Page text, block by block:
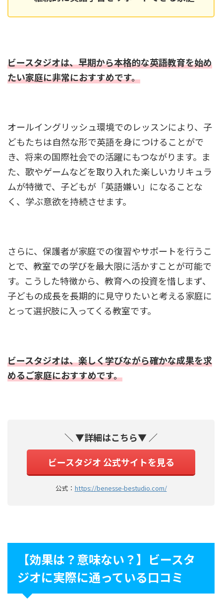
ビースタジオは、早期から本格的な英語教育を始め
たい家庭に非常におすすめです。
オールイングリッシュ環境でのレッスンにより、子
どもたちは自然な形で英語を身につけることがで
き、将来の国際社会での活躍にもつながります。ま
た、歌やゲームなどを取り入れた楽しいカリキュラ
ムが特徴で、子どもが「英語嫌い」になることな
く、学ぶ意欲を持続させます。
さらに、保護者が家庭での復習やサポートを行うこ
とで、教室での学びを最大限に活かすことが可能で
す。こうした特徴から、教育への投資を惜しまず、
子どもの成長を長期的に見守りたいと考える家庭に
とって選択肢に入ってくる教室です。
ビースタジオは、楽しく学びながら確かな成果を求
めるご家庭におすすめです。
＼ ▼詳細はこちら▼ ／
ビースタジオ 公式サイトを見る
公式： https://benesse-bestudio.com/
【効果は？意味ない？】ビースタ
ジオに実際に通っている口コミ